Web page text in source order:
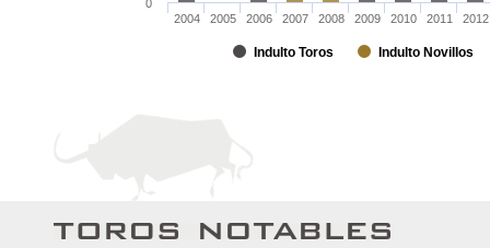
Indulto Toros Indulto Novillos
2004 2005 2006 2007 2008 2009 2010 2011 2012
0